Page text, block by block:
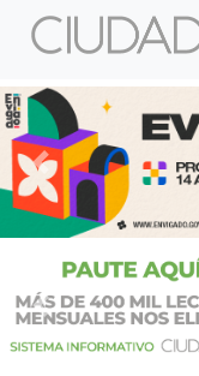
Previous
Previous